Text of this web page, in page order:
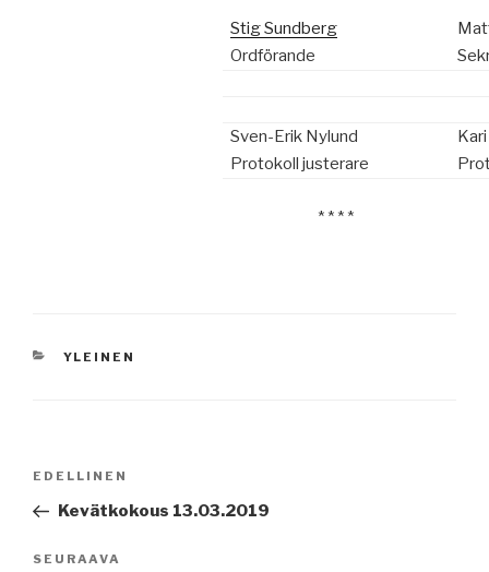
Stig Sundberg
Ordförande
Sven-Erik Nylund
Protokoll justerare
* * * *
KATEGORIAT
YLEINEN
Edellinen
artikkeli
EDELLINEN
Kevätkokous 13.03.2019
Seuraava
SEURAAVA